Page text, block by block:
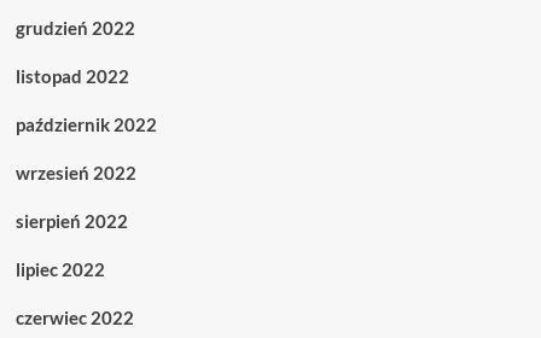
grudzień 2022
listopad 2022
październik 2022
wrzesień 2022
sierpień 2022
lipiec 2022
czerwiec 2022